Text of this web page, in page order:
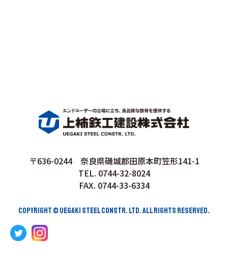
〒636-0244 奈良県磯城郡田原本町笠形141-1
TEL. 0744-32-8024
FAX. 0744-33-6334
COPYRIGHT © UEGAKI STEEL CONSTR. LTD. ALL RIGHTS RESERVED.